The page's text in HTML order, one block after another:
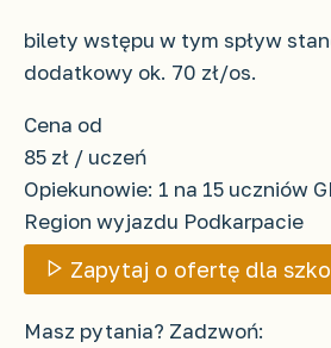
bilety wstępu w tym spływ
dodatkowy ok. 70 zł/os.
Cena od
85 zł / uczeń
Opiekunowie: 1 na 15 uczniów
Region wyjazdu Podkarpacie
Zapytaj o ofertę dla
Masz pytania? Zadzwoń: